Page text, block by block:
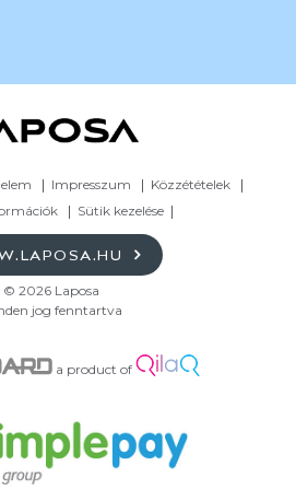
Impresszum
Közzétételek
Sütik kezelése
© 2026 Laposa
jog fenntartva
a product of